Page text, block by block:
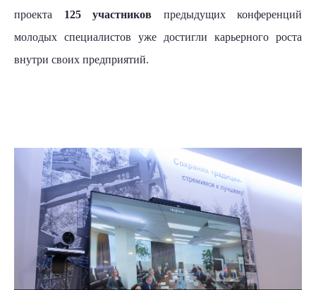
проекта 125 участников предыдущих конференций
молодых специалистов уже достигли карьерного роста
внутри своих предприятий.